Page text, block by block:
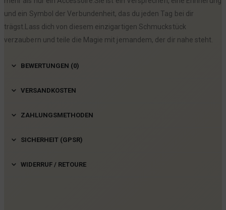
und ein Symbol der Verbundenheit, das du jeden Tag bei dir
trägst.Lass dich von diesem einzigartigen Schmuckstück
verzaubern und teile die Magie mit jemandem, der dir nahe steht.
BEWERTUNGEN (0)
VERSANDKOSTEN
ZAHLUNGSMETHODEN
SICHERHEIT (GPSR)
WIDERRUF / RETOURE